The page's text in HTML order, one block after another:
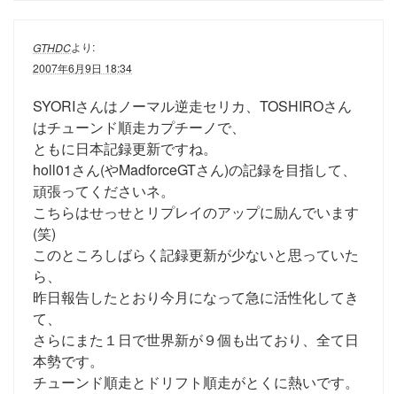
GTHDCより:
2007年6月9日 18:34
SYORIさんはノーマル逆走セリカ、TOSHIROさん
はチューンド順走カプチーノで、
ともに日本記録更新ですね。
holl01さん(やMadforceGTさん)の記録を目指して、
頑張ってくださいネ。
こちらはせっせとリプレイのアップに励んでいます
(笑)
このところしばらく記録更新が少ないと思っていた
ら、
昨日報告したとおり今月になって急に活性化してき
て、
さらにまた１日で世界新が９個も出ており、全て日
本勢です。
チューンド順走とドリフト順走がとくに熱いです。